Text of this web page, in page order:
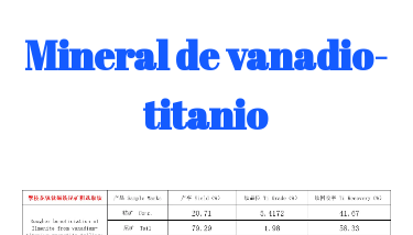
Mineral de vanadio-
titanio